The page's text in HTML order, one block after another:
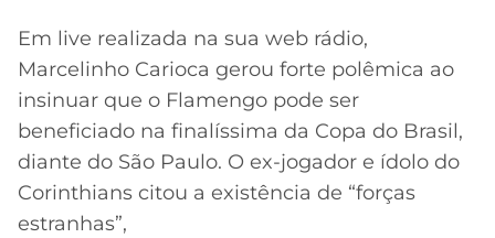
Em live realizada na sua web rádio,
Marcelinho Carioca gerou forte polêmica ao
insinuar que o Flamengo pode ser
beneficiado na finalíssima da Copa do Brasil,
diante do São Paulo. O ex-jogador e ídolo do
Corinthians citou a existência de “forças
estranhas”,